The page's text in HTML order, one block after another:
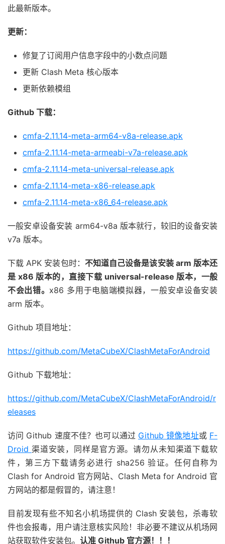
此最新版本。
更新：
修复了订阅用户信息字段中的小数点问题
更新 Clash Meta 核心版本
更新依赖模组
Github 下载：
cmfa-2.11.14-meta-arm64-v8a-release.apk
cmfa-2.11.14-meta-armeabi-v7a-release.apk
cmfa-2.11.14-meta-universal-release.apk
cmfa-2.11.14-meta-x86-release.apk
cmfa-2.11.14-meta-x86_64-release.apk
一般安卓设备安装 arm64-v8a 版本就行，较旧的设备安装
v7a 版本。
下载 APK 安装包时： 不知道自己设备是该安装 arm 版本还
是 x86 版本的，直接下载 universal-release 版本，一般
不会出错。 x86 多用于电脑端模拟器，一般安卓设备安装
arm 版本。
Github 项目地址：
https://github.com/MetaCubeX/ClashMetaForAndroid
Github 下载地址：
https://github.com/MetaCubeX/ClashMetaForAndroid/r
eleases
访问 Github 速度不佳？也可以通过 Github 镜像地址或 F-
Droid 渠道安装，同样是官方源。请勿从未知渠道下载软
件，第三方下载请务必进行 sha256 验证。任何自称为
Clash for Android 官方网站、Clash Meta for Android 官
方网站的都是假冒的，请注意！
目前发现有些不知名小机场提供的 Clash 安装包，杀毒软
件也会报毒，用户请注意核实风险！非必要不建议从机场网
站获取软件安装包。 认准 Github 官方源！！！